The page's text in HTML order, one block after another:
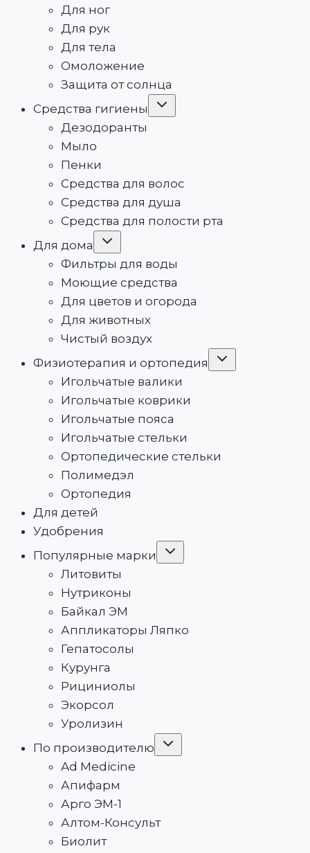
Для ног
Для рук
Для тела
Омоложение
Защита от солнца
Средства гигиены
Дезодоранты
Мыло
Пенки
Средства для волос
Средства для душа
Средства для полости рта
Для дома
Фильтры для воды
Моющие средства
Для цветов и огорода
Для животных
Чистый воздух
Физиотерапия и ортопедия
Игольчатые валики
Игольчатые коврики
Игольчатые пояса
Игольчатые стельки
Ортопедические стельки
Полимедэл
Ортопедия
Для детей
Удобрения
Популярные марки
Литовиты
Нутриконы
Байкал ЭМ
Аппликаторы Ляпко
Гепатосолы
Курунга
Рициниолы
Экорсол
Уролизин
По производителю
Ad Medicine
Апифарм
Арго ЭМ-1
Алтом-Консульт
Биолит